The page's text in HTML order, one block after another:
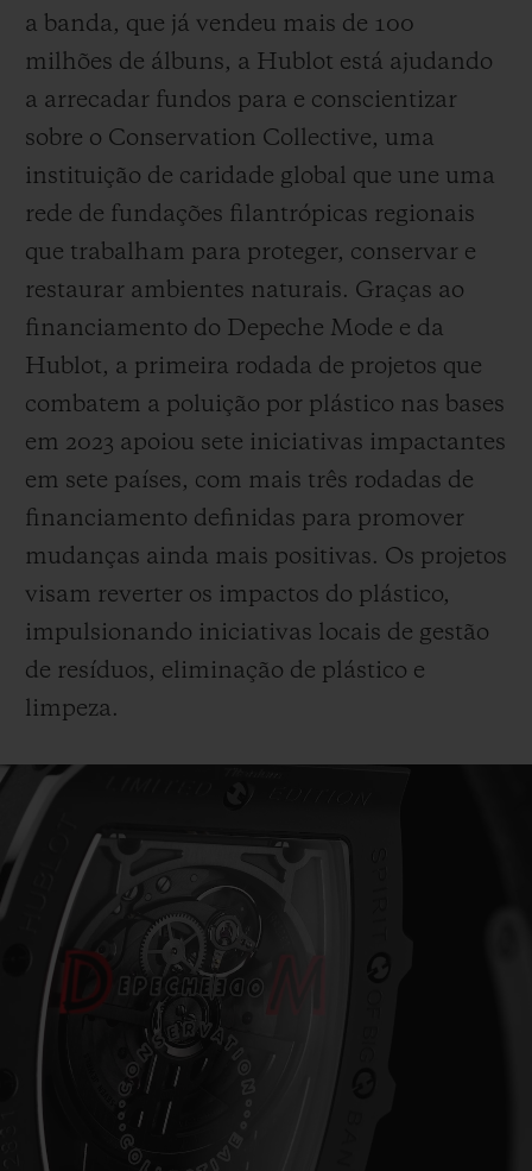
a banda, que já vendeu mais de 100
milhões de álbuns, a Hublot está ajudando
a arrecadar fundos para e conscientizar
sobre o Conservation Collective, uma
instituição de caridade global que une uma
rede de fundações filantrópicas regionais
que trabalham para proteger, conservar e
restaurar ambientes naturais. Graças ao
financiamento do Depeche Mode e da
Hublot, a primeira rodada de projetos que
combatem a poluição por plástico nas bases
em 2023 apoiou sete iniciativas impactantes
em sete países, com mais três rodadas de
financiamento definidas para promover
mudanças ainda mais positivas. Os projetos
visam reverter os impactos do plástico,
impulsionando iniciativas locais de gestão
de resíduos, eliminação de plástico e
limpeza.